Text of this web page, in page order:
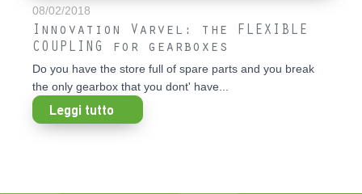
08/02/2018
Innovation Varvel: the FLEXIBLE
COUPLING for gearboxes
Do you have the store full of spare parts and you break
the only gearbox that you dont' have...
Leggi tutto